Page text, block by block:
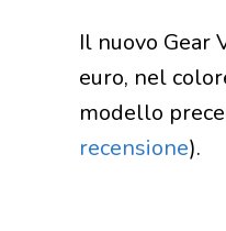
Il nuovo Gear
euro, nel
modello
recensione).